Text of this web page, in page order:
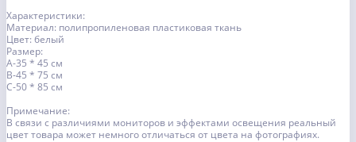
Характеристики:
Материал: полипропиленовая пластиковая ткань
Цвет: белый
Размер:
A-35 * 45 см
B-45 * 75 см
C-50 * 85 см
Примечание:
В связи с различиями мониторов и эффектами освещения реальный
цвет товара может немного отличаться от цвета на фотографиях.